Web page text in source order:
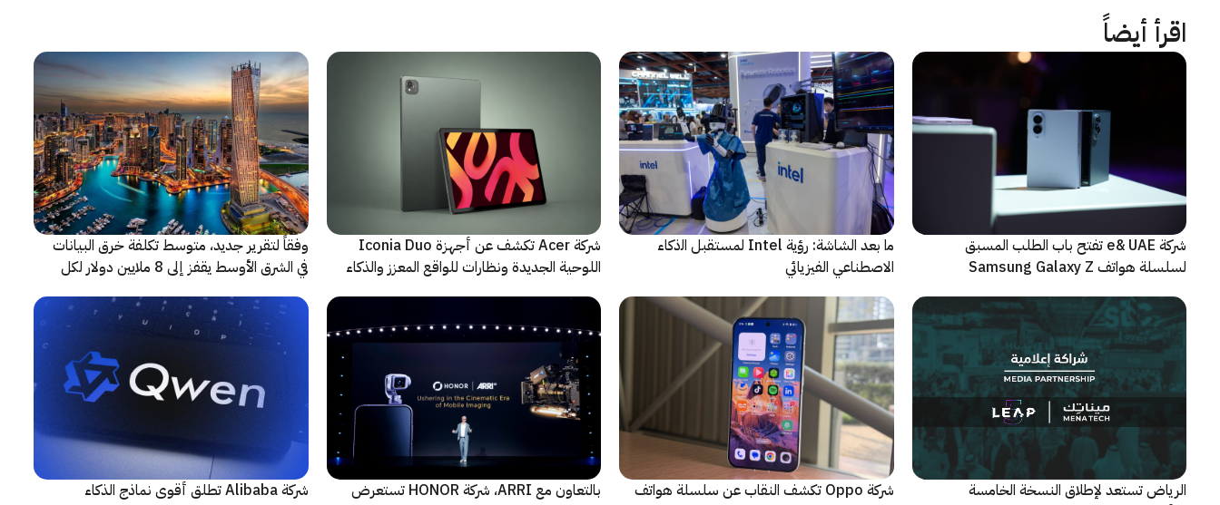
اقرأ أيضاً
شركة e& UAE تفتح باب الطلب المسبق
لسلسلة هواتف Samsung Galaxy Z
ﻣا بعد الشاشة: رؤية Intel لمستقبل اﻟذﻛﺎء
الاصطناعي الفيزيائي
شركة Acer تكشف عن أجهزة Iconia Duo
اللوحية الجديدة ونظارات للواقع المعزز والذكاء
وفقاً لتقرير جديد، متوسط تكلفة خرق البيانات
في الشرق الأوسط يقفز إلى 8 ملايين دولار لكل
الرياض تستعد لإطلاق النسخة الخامسة
شركة Oppo تكشف النقاب عن سلسلة هواتف
بالتعاون مع ARRI، شركة HONOR تستعرض
شركة Alibaba تطلق أقوى نماذج الذكاء